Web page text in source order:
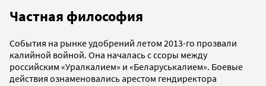
Частная философия
События на рынке удобрений летом 2013-го прозвали
калийной войной. Она началась с ссоры между
российским «Уралкалием» и «Беларуськалием». Боевые
действия ознаменовались арестом гендиректора